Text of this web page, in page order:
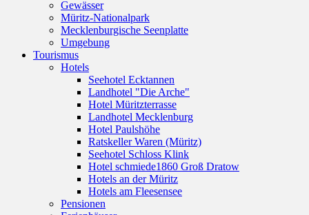
Gewässer
Müritz-Nationalpark
Mecklenburgische Seenplatte
Umgebung
Tourismus
Hotels
Seehotel Ecktannen
Landhotel "Die Arche"
Hotel Müritzterrasse
Landhotel Mecklenburg
Hotel Paulshöhe
Ratskeller Waren (Müritz)
Seehotel Schloss Klink
Hotel schmiede1860 Groß Dratow
Hotels an der Müritz
Hotels am Fleesensee
Pensionen